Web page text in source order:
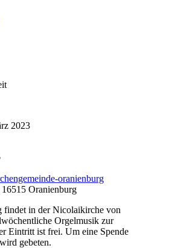
2023
oranienburg
Oranienburg
findet in der Nicolaikirche von
Orgelmusik zur
Eintritt ist frei. Um eine Spende
gebeten.